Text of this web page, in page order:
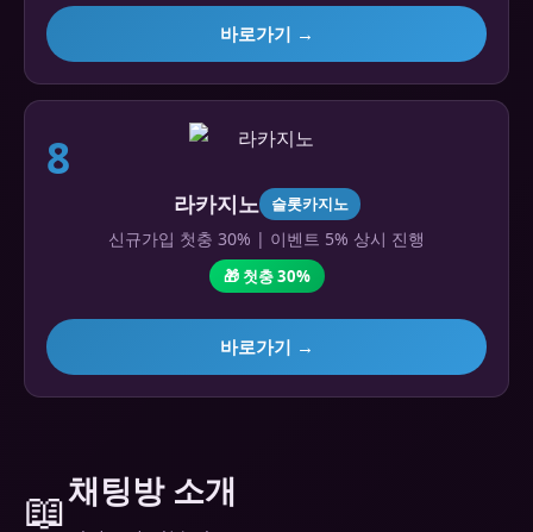
바로가기 →
8
라카지노 슬롯카지노
신규가입 첫충 30% | 이벤트 5% 상시 진행
🎁 첫충 30%
바로가기 →
📖채팅방 소개